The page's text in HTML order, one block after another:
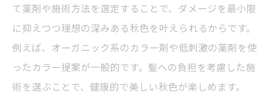
て薬剤や施術方法を選定することで、ダメージを最小限
に抑えつつ理想の深みある秋色を叶えられるからです。
例えば、オーガニック系のカラー剤や低刺激の薬剤を使
ったカラー提案が一般的です。髪への負担を考慮した施
術を選ぶことで、健康的で美しい秋色が楽しめます。